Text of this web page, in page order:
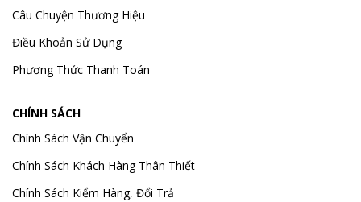
Câu Chuyện Thương Hiệu
Điều Khoản Sử Dụng
Phương Thức Thanh Toán
CHÍNH SÁCH
Chính Sách Vận Chuyển
Chính Sách Khách Hàng Thân Thiết
Chính Sách Kiểm Hàng, Đổi Trả